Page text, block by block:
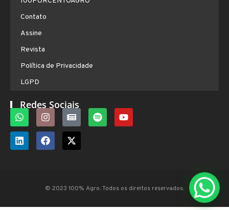
Contato
Assine
Revista
Política de Privacidade
LGPD
Redes Sociais
© 2023 100% Agro. Todos os direitos reservados.